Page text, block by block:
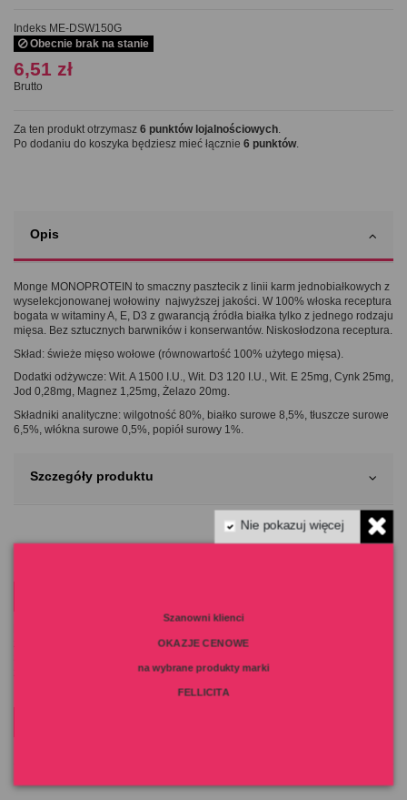
Indeks ME-DSW150G
Obecnie brak na stanie
6,51 zł
Brutto
Za ten produkt otrzymasz 6 punktów lojalnościowych.
Po dodaniu do koszyka będziesz mieć łącznie 6 punktów.
Opis
Monge MONOPROTEIN to smaczny pasztecik z linii karm jednobiałkowych z
wyselekcjonowanej wołowiny najwyższej jakości. W 100% włoska receptura
bogata w witaminy A, E, D3 z gwarancją źródła białka tylko z jednego rodzaju
mięsa. Bez sztucznych barwników i konserwantów. Niskosłodzona receptura.
Skład: świeże mięso wołowe (równowartość 100% użytego mięsa).
Dodatki odżywcze: Wit. A 1500 I.U., Wit. D3 120 I.U., Wit. E 25mg, Cynk 25mg,
Jod 0,28mg, Magnez 1,25mg, Żelazo 20mg.
Składniki analityczne: wilgotność 80%, białko surowe 8,5%, tłuszcze surowe
6,5%, włókna surowe 0,5%, popiół surowy 1%.
Szczegóły produktu
Nie pokazuj więcej
Szanowni klienci
OKAZJE CENOWE
na wybrane produkty marki
FELLICITA